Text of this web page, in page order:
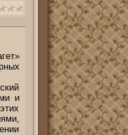
и